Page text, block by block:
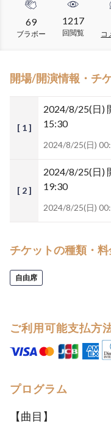
69
ブラボー
1217
回閲覧 コ
開場/開演情報・チ
[ 1 ]
2024/8/25(日)
15:30
2024/8/25(日)
[ 2 ]
2024/8/25(日)
19:30
2024/8/25(日)
チケットの種類・
自由席
ご利用可能支払方
プログラム
【曲目】